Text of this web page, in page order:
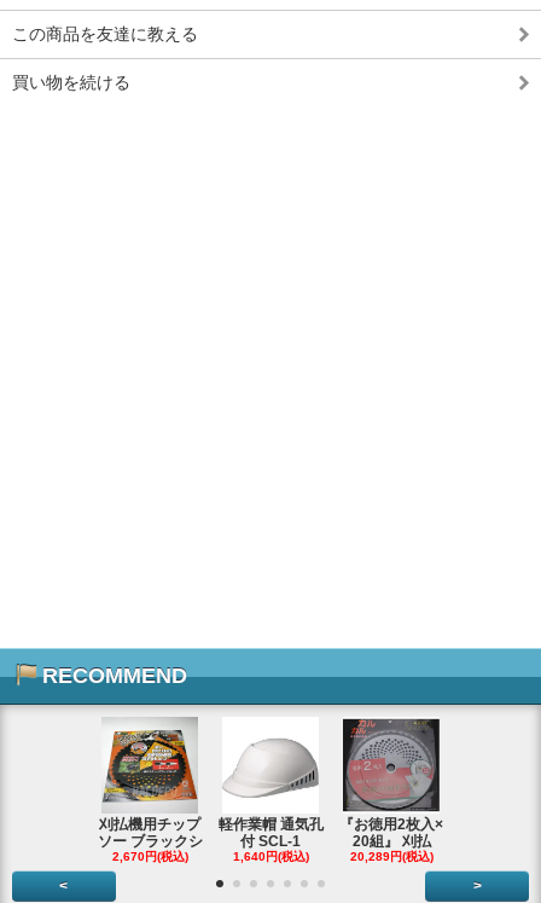
この商品を友達に教える
買い物を続ける
RECOMMEND
刈払機用チップ
ソー ブラックシ
2,670円(税込)
軽作業帽 通気孔
付 SCL-1
1,640円(税込)
『お徳用2枚入×
20組』 刈払
20,289円(税込)
< >